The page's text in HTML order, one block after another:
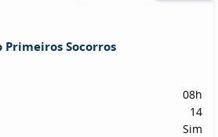
Primeiros Socorros
08h
14
Sim